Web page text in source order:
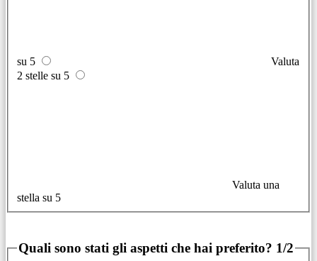
su 5
Valuta
2 stelle su 5
Valuta una
stella su 5
Quali sono stati gli aspetti che hai preferito? 1/2